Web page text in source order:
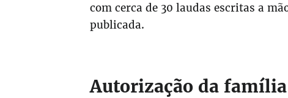
com cerca de 30 laudas escritas a
publicada.
Autorização da